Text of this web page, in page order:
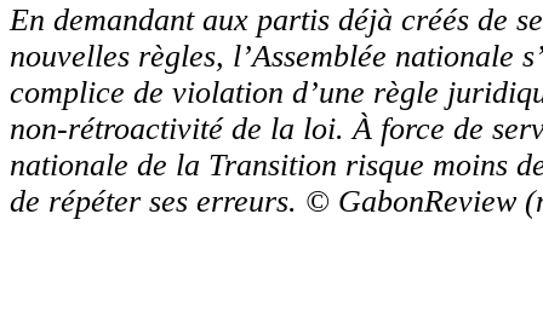
En demandant aux partis déjà créés de
nouvelles règles, l’Assemblée nationale
complice de violation d’une règle
non-rétroactivité de la loi. À force de
nationale de la Transition risque moins
de répéter ses erreurs. © GabonReview